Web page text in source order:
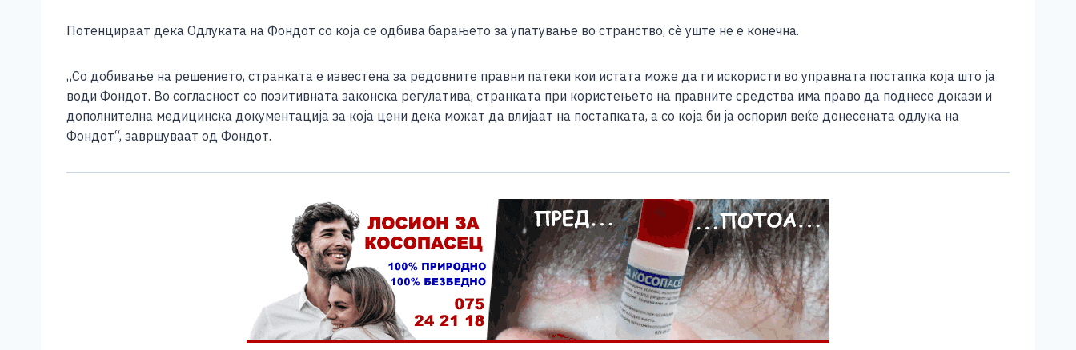
Потенцираат дека Одлуката на Фондот со која се одбива барањето за упатување во странство, сѐ уште не е конечна.
„Со добивање на решението, странката е известена за редовните правни патеки кои истата може да ги искористи во управната постапка која што ја
води Фондот. Во согласност со позитивната законска регулатива, странката при користењето на правните средства има право да поднесе докази и
дополнителна медицинска документација за која цени дека можат да влијаат на постапката, а со која би ја оспорил веќе донесената одлука на
Фондот“, завршуваат од Фондот.